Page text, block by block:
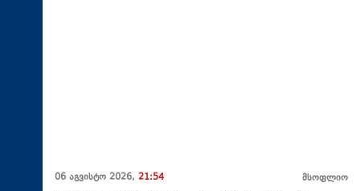
06 აგვისტო 2026, 21:54 მსოფლიო